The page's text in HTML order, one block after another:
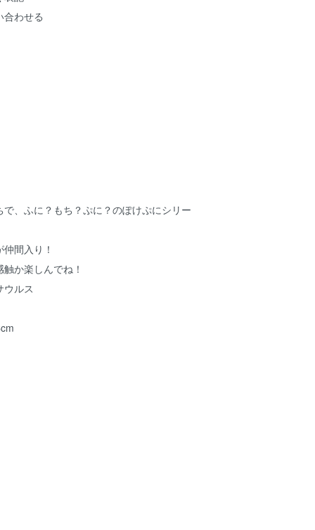
合わせる
、ふに？もち？ぷに？のぽけぷにシリー
間入り！
か楽しんでね！
ウルス